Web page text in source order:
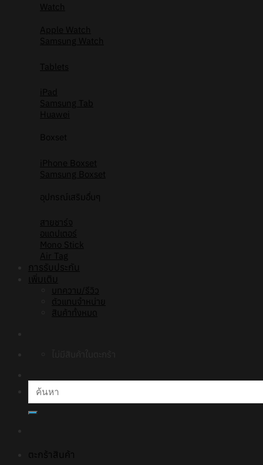
Watch
Apple Watch
Samsung Watch
Tablets
iPad
Samsung Tab
Huawei
Boxset
iPhone Boxset
Samsung Boxset
อุปกรณ์เสริมอื่นๆ
สายชาร์จ
อแดปเตอร์
Mono Stick
Air Tag
การรับประกัน
เพิ่มเติม
บทความ/รีวิว
ตัวแทนจำหน่าย
สินค้าทั้งหมด
ค้นหา:
ตะกร้าสินค้า